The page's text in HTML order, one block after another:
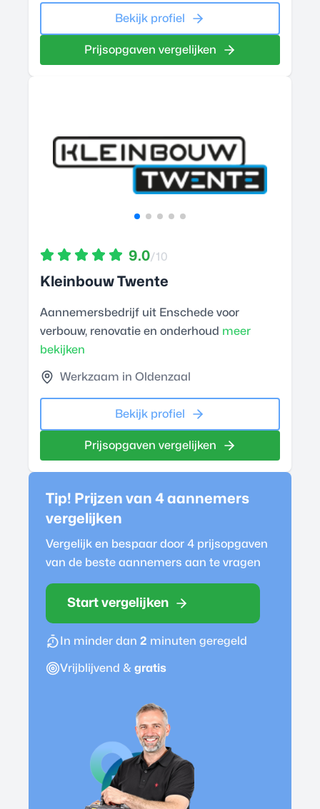
Bekijk profiel
Prijsopgaven vergelijken
9.0/10
Kleinbouw Twente
Aannemersbedrijf uit Enschede voor
verbouw, renovatie en onderhoud meer
bekijken
Werkzaam in Oldenzaal
Bekijk profiel
Prijsopgaven vergelijken
Tip! Prijzen van 4 aannemers
vergelijken
Vergelijk en bespaar door 4 prijsopgaven
van de beste aannemers aan te vragen
Start vergelijken
In minder dan 2 minuten geregeld
Vrijblijvend & gratis